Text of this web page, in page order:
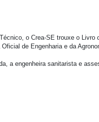
o Crea-SE trouxe o Livro
de Engenharia e da
a engenheira sanitarista e